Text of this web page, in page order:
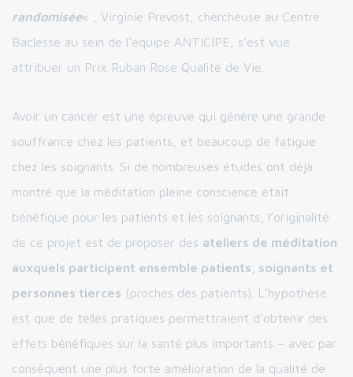
randomisée« , Virginie Prevost, chercheuse au Centre
Baclesse au sein de l’équipe ANTICIPE, s’est vue
attribuer un Prix Ruban Rose Qualité de Vie.
Avoir un cancer est une épreuve qui génère une grande
souffrance chez les patients, et beaucoup de fatigue
chez les soignants. Si de nombreuses études ont déjà
montré que la méditation pleine conscience était
bénéfique pour les patients et les soignants, l’originalité
de ce projet est de proposer des ateliers de méditation
auxquels participent ensemble patients, soignants et
personnes tierces (proches des patients). L’hypothèse
est que de telles pratiques permettraient d’obtenir des
effets bénéfiques sur la santé plus importants – avec par
conséquent une plus forte amélioration de la qualité de